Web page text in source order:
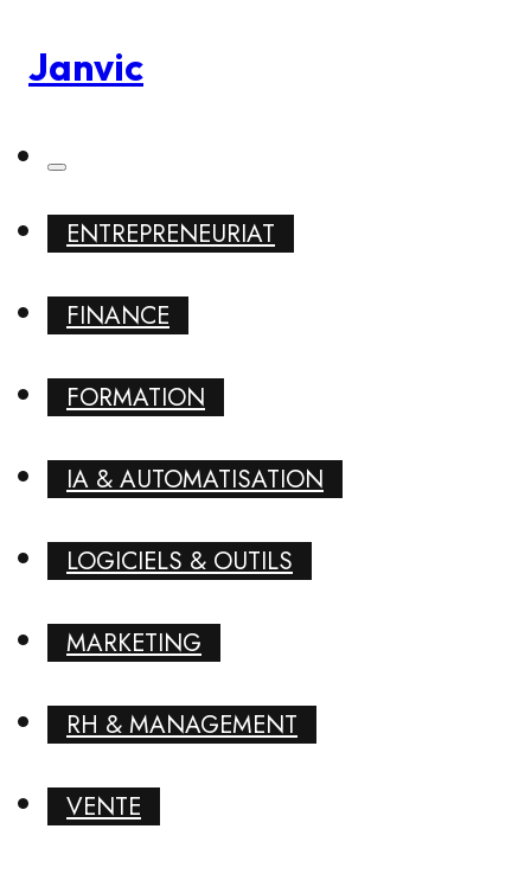
Janvic
ENTREPRENEURIAT
FINANCE
FORMATION
IA & AUTOMATISATION
LOGICIELS & OUTILS
MARKETING
RH & MANAGEMENT
VENTE